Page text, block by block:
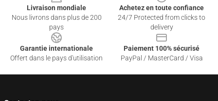
Livraison mondiale
Nous livrons dans plus de 200
pays
Achetez en toute confiance
24/7 Protected from clicks to
delivery
Garantie internationale
Offert dans le pays d'utilisation
Paiement 100% sécurisé
PayPal / MasterCard / Visa